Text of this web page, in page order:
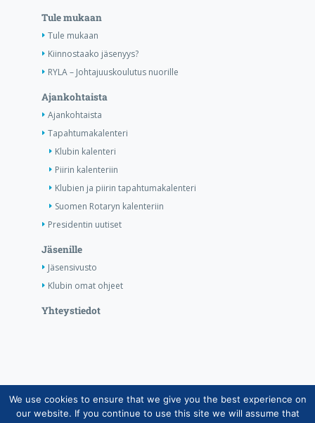
Tule mukaan
Tule mukaan
Kiinnostaako jäsenyys?
RYLA – Johtajuuskoulutus nuorille
Ajankohtaista
Ajankohtaista
Tapahtumakalenteri
Klubin kalenteri
Piirin kalenteriin
Klubien ja piirin tapahtumakalenteri
Suomen Rotaryn kalenteriin
Presidentin uutiset
Jäsenille
Jäsensivusto
Klubin omat ohjeet
Yhteystiedot
Copyright © Suomen Rotarypalvelu ry 2026 |
Jäsentietojärjestelmän tietosuojaseloste| Henkilötietojen
We use cookies to ensure that we give you the best experience on
our website. If you continue to use this site we will assume that